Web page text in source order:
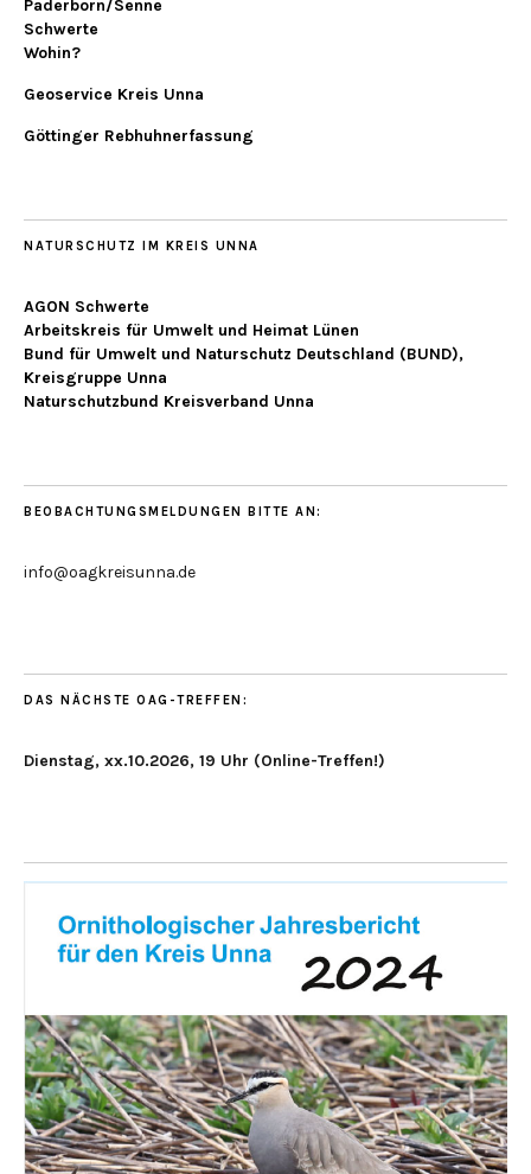
Paderborn/Senne
Schwerte
Wohin?
Geoservice Kreis Unna
Göttinger Rebhuhnerfassung
NATURSCHUTZ IM KREIS UNNA
AGON Schwerte
Arbeitskreis für Umwelt und Heimat Lünen
Bund für Umwelt und Naturschutz Deutschland (BUND),
Kreisgruppe Unna
Naturschutzbund Kreisverband Unna
BEOBACHTUNGSMELDUNGEN BITTE AN:
info@oagkreisunna.de
DAS NÄCHSTE OAG-TREFFEN:
Dienstag, xx.10.2026, 19 Uhr (Online-Treffen!)